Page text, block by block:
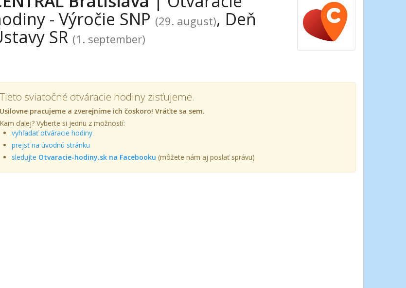
- Výročie SNP (29. august), Deň
SR(1. september)
Tieto sviatočné otváracie hodiny zisťujeme.
Usilovne pracujeme a zverejníme ich čoskoro! Vráťte sa sem.
Kam ďalej? Vyberte si jednu z možností:
vyhľadať otváracie hodiny
prejsť na úvodnú stránku
sledujte Otvaracie-hodiny.sk na Facebooku (môžete nám aj poslať správu)